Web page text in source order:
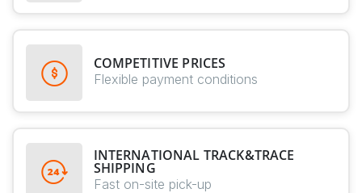
COMPETITIVE PRICES
Flexible payment conditions
INTERNATIONAL TRACK&TRACE
SHIPPING
Fast on-site pick-up